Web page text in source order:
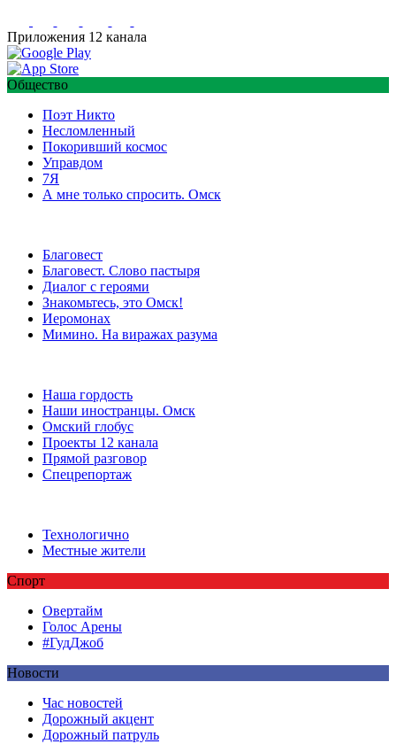
Приложения 12 канала
Общество
Поэт Никто
Несломленный
Покоривший космос
Управдом
7Я
А мне только спросить. Омск
Благовест
Благовест. Слово пастыря
Диалог с героями
Знакомьтесь, это Омск!
Иеромонах
Мимино. На виражах разума
Наша гордость
Наши иностранцы. Омск
Омский глобус
Проекты 12 канала
Прямой разговор
Спецрепортаж
Технологично
Местные жители
Спорт
Овертайм
Голос Арены
#ГудДжоб
Новости
Час новостей
Дорожный акцент
Дорожный патруль